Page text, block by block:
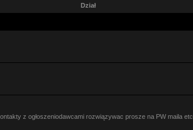
Dział
z ogłoszeniodawcami rozwiązywac prosze na PW maila etc.